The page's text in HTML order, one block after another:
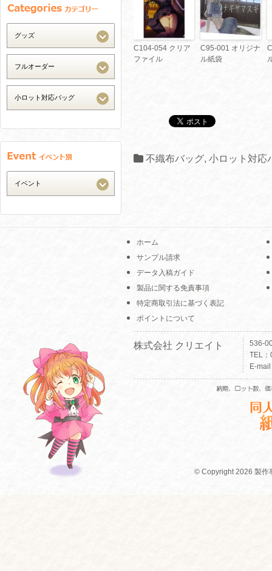
C104-054 クリア
ファイル
C95-001 オリジナ
ル紙袋
不織布バッグ, 小ロット対応
ホーム
サンプル請求
データ入稿ガイド
製品に関する免責事項
特定商取引法に基づく表記
ポイントについて
株式会社 クリエイト
536-
TEL
E-
© Copyright 2026 製作